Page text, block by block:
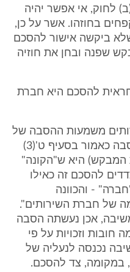
שכזה, על פי סעיף 14(ב) לחוק, אי אפשר יהיה
בחוזהו. אשר על כן,
ביקשה אישור להסכם
שפנה ובחן את חוזיה
להסכם היא חברת
השירותים משמעות ההסבה של
ההסכם לחברת השירותים (הסבה כאמור בסעיף ט'(3)
המבקש) היא ש"הקונה"
להסכם זה כאילו
- והכוונה
של חברת השירותים".
המשיבה, אכן נעשתה הסבה
וזכויות על פי
נכנסה לנעליה של
במקומה, צד להסכם.